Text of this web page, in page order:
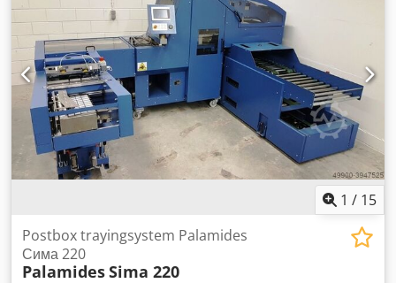
1 / 15
Postbox trayingsystem Palamides
Сима 220
PalamidesSima 220